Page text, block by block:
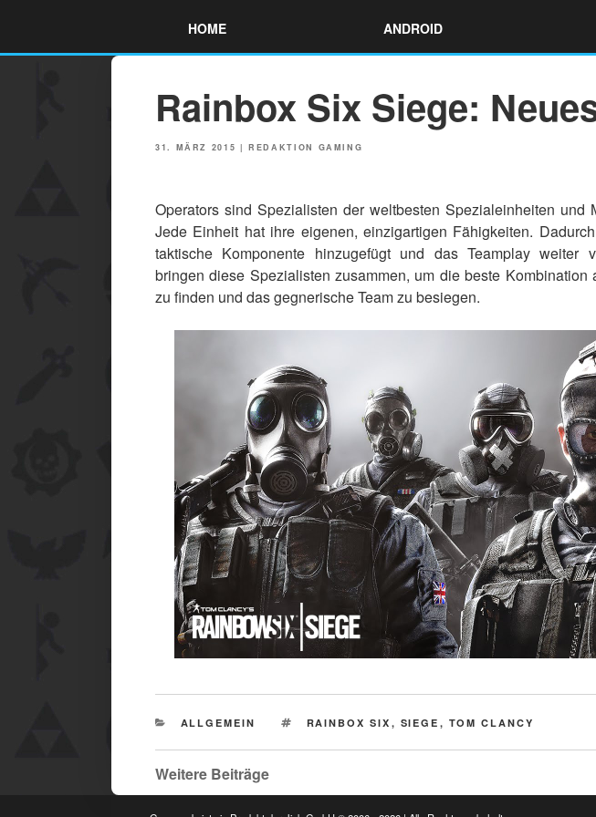
content
HOME ANDROID
Rainbox Six Siege:
POSTED
31. MÄRZ 2015 |REDAKTION GAMING
Operators sind Spezialisten der weltbesten Spezialeinheiten und
Jede Einheit hat ihre eigenen, einzigartigen Fähigkeiten.
taktische Komponente hinzugefügt und das Teamplay weiter
bringen diese Spezialisten zusammen, um die beste Kombination
zu finden und das gegnerische Team zu besiegen.
CATEGORIES
ALLGEMEIN TAGS
RAINBOX SIX , SIEGE , TOM CLANCY
Weitere Beiträge